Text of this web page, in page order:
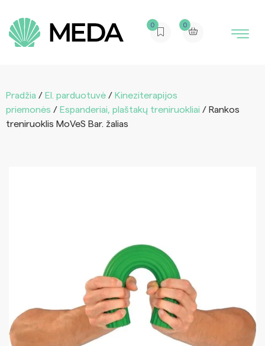
0 0
Pradžia / El. parduotuvė / Kineziterapijos
priemonės / Espanderiai, plaštakų treniruokliai / Rankos
treniruoklis MoVeS Bar. žalias